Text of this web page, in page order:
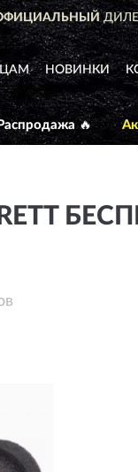
GARRETT
НОВИНКИ
🔥